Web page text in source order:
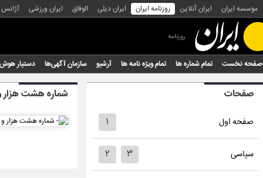
موسسه ایران ایران آنلاین روزنامه ایران ایران دیلی الوفاق ایران ورزشی
روزنامه
صفحه نخست تمام شماره ها تمام ویژه نامه ها آرشیو سازمان آگهی‌ها دستیار
صفحات
صفحه اول ۱
سیاسی ۲ ۳
شماره هشت